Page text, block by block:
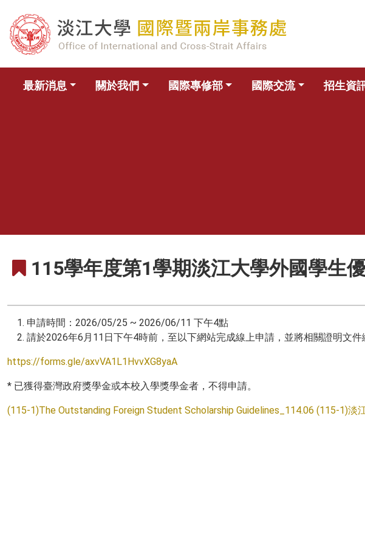
最新消息 關於我們 國際專修部 國際交流 招生資
115學年度第1學期淡江大學外國學生
申請時間：2026/05/25 ~ 2026/06/11 下午4點
請於2026年6月11日下午4時前，至以下網站完成線上申請，並將相關證明文件
https://forms.gle/axvVA1L1HvvXG8yaA
* 已獲得臺灣政府獎學金或本校入學獎學金者，不得申請。
(115-1)The Outstanding Foreign Student Scholarship Guidelines_114.06 (115-1)淡